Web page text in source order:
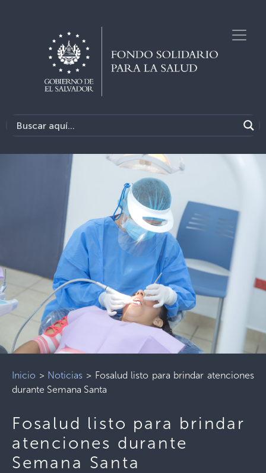
Inicio > Noticias > Fosalud listo para brindar atenciones
durante Semana Santa
Fosalud listo para brindar
atenciones durante
Semana Santa